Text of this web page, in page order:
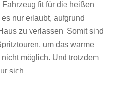
fit für die heißen
nur erlaubt, aufgrund
zu verlassen. Somit sind
um das warme
möglich. Und trotzdem
sich...